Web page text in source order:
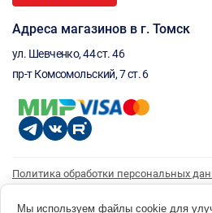
Адреса магазинов в г. Томск
ул. Шевченко, 44 ст. 46
пр-т Комсомольский, 7 ст. 6
Политика обработки персональных
Согласие на получение рассылки
Мы используем файлы cookie для